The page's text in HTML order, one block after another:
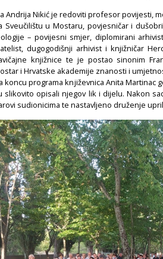
Andrija Nikić je redoviti profesor povijesti,
Sveučilištu u Mostaru, povjesničar i
– povijesni smjer, diplomirani
dugogodišnji arhivist i knjižničar
knjižnice te je postao sinonim
i Hrvatske akademije znanosti i
koncu programa književnica Anita
slikovito opisali njegov lik i dijelu. Nakon
sudionicima te nastavljeno druženje